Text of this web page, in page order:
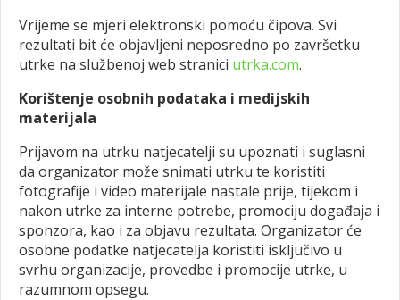
Vrijeme se mjeri elektronski pomoću čipova. Svi
rezultati bit će objavljeni neposredno po završetku
utrke na službenoj web stranici utrka.com.
Korištenje osobnih podataka i medijskih
materijala
Prijavom na utrku natjecatelji su upoznati i suglasni
da organizator može snimati utrku te koristiti
fotografije i video materijale nastale prije, tijekom i
nakon utrke za interne potrebe, promociju događaja i
sponzora, kao i za objavu rezultata. Organizator će
osobne podatke natjecatelja koristiti isključivo u
svrhu organizacije, provedbe i promocije utrke, u
razumnom opsegu.